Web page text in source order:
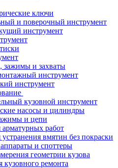
ключи
и поверочный инструмент
инструмент
зажимы и захваты
инструмент
инструмент
кузовной инструмент
насосы и цилиндры
и цепи
работ
вмятин без покраски
и споттеры
геометрии кузова
кузовного ремонта